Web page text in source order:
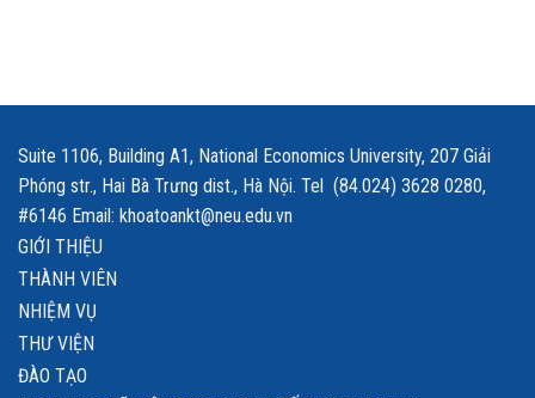
Suite 1106, Building A1, National Economics University, 207 Giải
#6146 Email: khoatoankt@neu.edu.vn
GIỚI THIỆU
THÀNH VIÊN
NHIỆM VỤ
ĐÀO TẠO
KHOA HỌC DỮ LIỆU TRONG KINH TẾ & KINH DOANH